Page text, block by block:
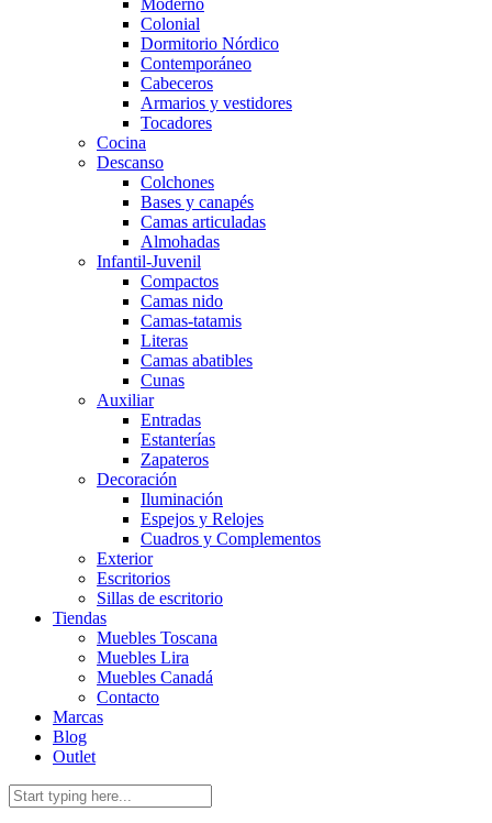
Colonial
Dormitorio Nórdico
Contemporáneo
Cabeceros
Armarios y vestidores
Tocadores
Cocina
Descanso
Colchones
Bases y canapés
Camas articuladas
Almohadas
Infantil-Juvenil
Compactos
Camas nido
Camas-tatamis
Literas
Camas abatibles
Cunas
Auxiliar
Entradas
Estanterías
Zapateros
Decoración
Iluminación
Espejos y Relojes
Cuadros y Complementos
Exterior
Escritorios
Sillas de escritorio
Tiendas
Muebles Toscana
Muebles Lira
Muebles Canadá
Contacto
Marcas
Blog
Outlet